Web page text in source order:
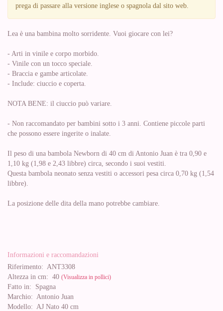
prega di passare alla versione inglese o spagnola dal sito web.
Lea è una bambina molto sorridente. Vuoi giocare con lei?
- Arti in vinile e corpo morbido.
- Vinile con un tocco speciale.
- Braccia e gambe articolate.
- Include: ciuccio e coperta.
NOTA BENE: il ciuccio può variare.
- Non raccomandato per bambini sotto i 3 anni. Contiene piccole parti
che possono essere ingerite o inalate.
Il peso di una bambola Newborn di 40 cm di Antonio Juan è tra 0,90 e
1,10 kg (1,98 e 2,43 libbre) circa, secondo i suoi vestiti.
Questa bambola neonato senza vestiti o accessori pesa circa 0,70 kg (1,54
libbre).
La posizione delle dita della mano potrebbe cambiare.
Informazioni e raccomandazioni
Riferimento: ANT3308
Altezza in cm: 40 (Visualizza in pollici)
Fatto in: Spagna
Marchio: Antonio Juan
Modello: AJ Nato 40 cm